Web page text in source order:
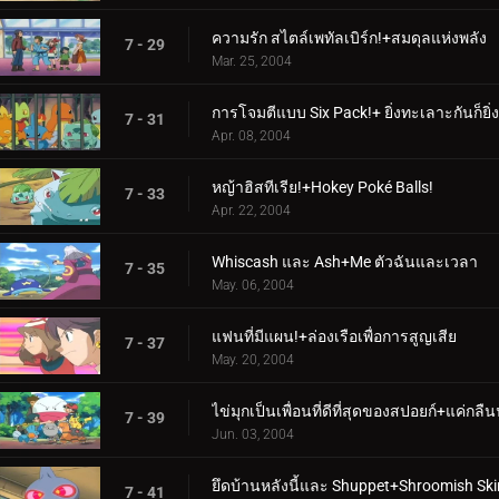
7 - 29 ความรัก สไตล์เพทัลเบิร์ก!+สมดุลแห่งพลัง
Mar. 25, 2004
7 - 31 การโจมตีแบบ Six Pack!+ ยิ่งทะเลาะกันก็ยิ่
Apr. 08, 2004
7 - 33 หญ้าฮิสทีเรีย!+Hokey Poké Balls!
Apr. 22, 2004
7 - 35 Whiscash และ Ash+Me ตัวฉันและเวลา
May. 06, 2004
7 - 37 แฟนที่มีแผน!+ล่องเรือเพื่อการสูญเสีย
May. 20, 2004
7 - 39 ไข่มุกเป็นเพื่อนที่ดีที่สุดของสปอยก์+แค่กลื
Jun. 03, 2004
7 - 41 ยึดบ้านหลังนี้และ Shuppet+Shroomish